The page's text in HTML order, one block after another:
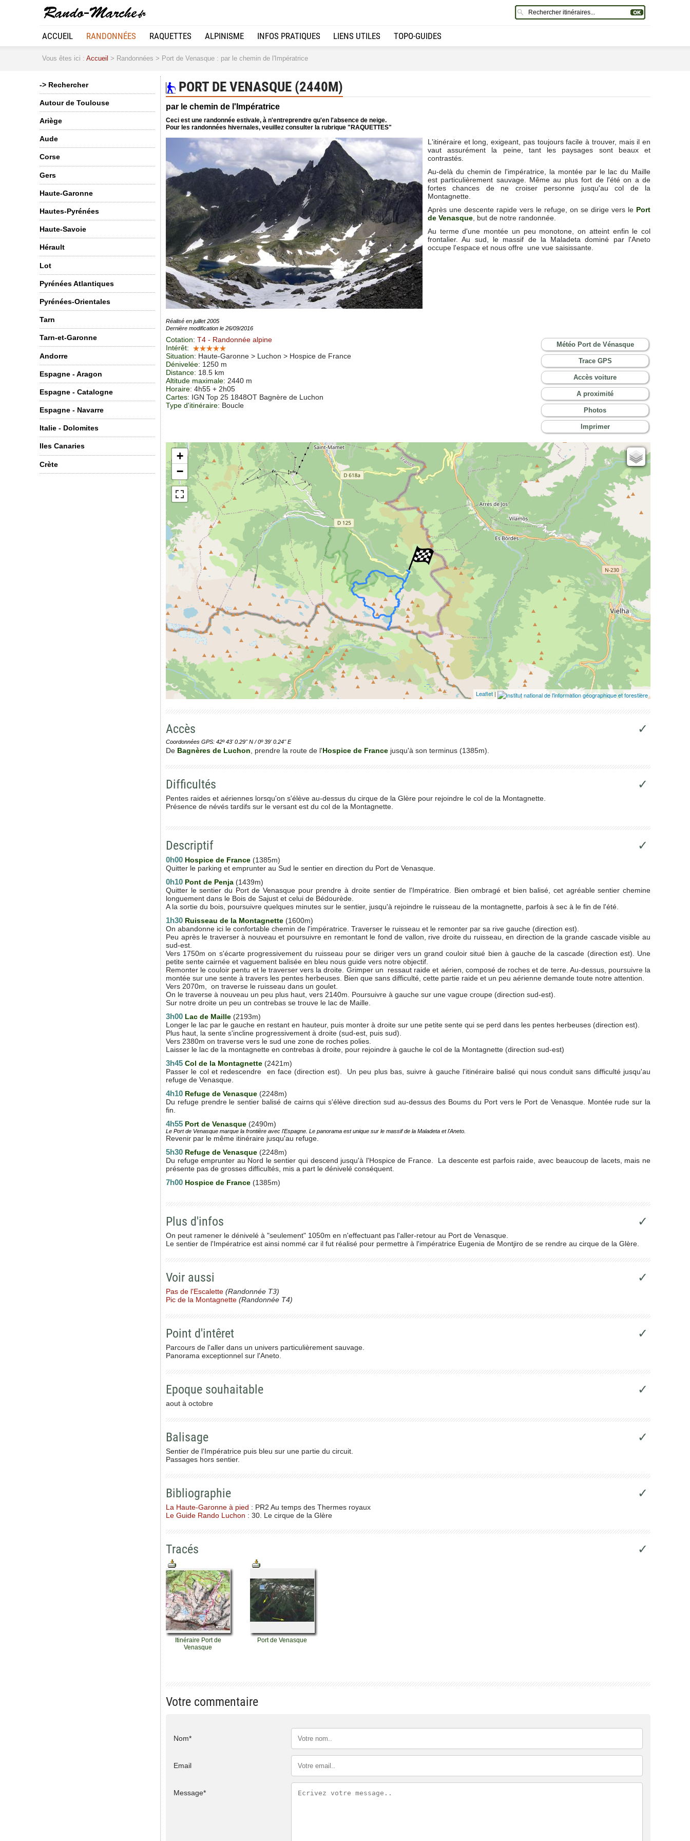
ACCUEIL RANDONNÉES RAQUETTES ALPINISME INFOS PRATIQUES LIENS UTILES TOPO-GUIDES
Vous êtes ici : Accueil > Randonnées > Port de Venasque : par le chemin de l'Impératrice
-> Rechercher
Autour de Toulouse
Ariège
Aude
Corse
Gers
Haute-Garonne
Hautes-Pyrénées
Haute-Savoie
Hérault
Lot
Pyrénées Atlantiques
Pyrénées-Orientales
Tarn
Tarn-et-Garonne
Andorre
Espagne - Aragon
Espagne - Catalogne
Espagne - Navarre
Italie - Dolomites
Iles Canaries
Crète
PORT DE VENASQUE (2440M)
par le chemin de l'Impératrice
Ceci est une randonnée estivale, à n'entreprendre qu'en l'absence de neige.
Pour les randonnées hivernales, veuillez consulter la rubrique "RAQUETTES"
L'itinéraire et long, exigeant, pas toujours facile à trouver, mais il en
vaut assurément la peine, tant les paysages sont beaux et
contrastés.
Au-delà du chemin de l'impératrice, la montée par le lac du Maille
est particulièrement sauvage. Même au plus fort de l'été on a de
fortes chances de ne croiser personne jusqu'au col de la
Montagnette.
Après une descente rapide vers le refuge, on se dirige vers le Port
de Venasque , but de notre randonnée.
Au terme d'une montée un peu monotone, on atteint enfin le col
frontalier. Au sud, le massif de la Maladeta dominé par l'Aneto
occupe l'espace et nous offre une vue saisissante.
Réalisé en juillet 2005
Dernière modification le 26/09/2016
Cotation: T4 - Randonnée alpine
Intérêt:
Situation: Haute-Garonne > Luchon > Hospice de France
Dénivelée: 1250 m
Distance: 18.5 km
Altitude maximale: 2440 m
Horaire: 4h55 + 2h05
Cartes: IGN Top 25 1848OT Bagnère de Luchon
Type d'itinéraire: Boucle
Météo Port de Vénasque
Trace GPS
Accès voiture
A proximité
Photos
Imprimer
+
−
Cartes IGN
Open Topo Map
Open Street Map
ESRI Word Imagery
Leaflet |
Accès ✓
Coordonnées GPS: 42º 43' 0.29'' N / 0º 39' 0.24'' E
De Bagnères de Luchon , prendre la route de l'Hospice de France jusqu'à son terminus (1385m).
Difficultés ✓
Pentes raides et aériennes lorsqu'on s'élève au-dessus du cirque de la Glère pour rejoindre le col de la Montagnette.
Présence de névés tardifs sur le versant est du col de la Montagnette.
Descriptif ✓
0h00 Hospice de France (1385m)
Quitter le parking et emprunter au Sud le sentier en direction du Port de Venasque.
0h10 Pont de Penja (1439m)
Quitter le sentier du Port de Venasque pour prendre à droite sentier de l'Impératrice. Bien ombragé et bien balisé, cet agréable sentier chemine
longuement dans le Bois de Sajust et celui de Bédourède.
A la sortie du bois, poursuivre quelques minutes sur le sentier, jusqu'à rejoindre le ruisseau de la montagnette, parfois à sec à le fin de l'été.
1h30 Ruisseau de la Montagnette (1600m)
On abandonne ici le confortable chemin de l'impératrice. Traverser le ruisseau et le remonter par sa rive gauche (direction est).
Peu après le traverser à nouveau et poursuivre en remontant le fond de vallon, rive droite du ruisseau, en direction de la grande cascade visible au
sud-est.
Vers 1750m on s'écarte progressivement du ruisseau pour se diriger vers un grand couloir situé bien à gauche de la cascade (direction est). Une
petite sente cairnée et vaguement balisée en bleu nous guide vers notre objectif.
Remonter le couloir pentu et le traverser vers la droite. Grimper un ressaut raide et aérien, composé de roches et de terre. Au-dessus, poursuivre la
montée sur une sente à travers les pentes herbeuses. Bien que sans difficulté, cette partie raide et un peu aérienne demande toute notre attention.
Vers 2070m, on traverse le ruisseau dans un goulet.
On le traverse à nouveau un peu plus haut, vers 2140m. Poursuivre à gauche sur une vague croupe (direction sud-est).
Sur notre droite un peu un contrebas se trouve le lac de Maille.
3h00 Lac de Maille (2193m)
Longer le lac par le gauche en restant en hauteur, puis monter à droite sur une petite sente qui se perd dans les pentes herbeuses (direction est).
Plus haut, la sente s'incline progressivement à droite (sud-est, puis sud).
Vers 2380m on traverse vers le sud une zone de roches polies.
Laisser le lac de la montagnette en contrebas à droite, pour rejoindre à gauche le col de la Montagnette (direction sud-est)
3h45 Col de la Montagnette (2421m)
Passer le col et redescendre en face (direction est). Un peu plus bas, suivre à gauche l'itinéraire balisé qui nous conduit sans difficulté jusqu'au
refuge de Venasque.
4h10 Refuge de Venasque (2248m)
Du refuge prendre le sentier balisé de cairns qui s'élève direction sud au-dessus des Boums du Port vers le Port de Venasque. Montée rude sur la
fin.
4h55 Port de Venasque (2490m)
Le Port de Venasque marque la frontière avec l'Espagne. Le panorama est unique sur le massif de la Maladeta et l'Aneto.
Revenir par le même itinéraire jusqu'au refuge.
5h30 Refuge de Venasque (2248m)
Du refuge emprunter au Nord le sentier qui descend jusqu'à l'Hospice de France. La descente est parfois raide, avec beaucoup de lacets, mais ne
présente pas de grosses difficultés, mis a part le dénivelé conséquent.
7h00 Hospice de France (1385m)
Plus d'infos ✓
On peut ramener le dénivelé à "seulement" 1050m en n'effectuant pas l'aller-retour au Port de Venasque.
Le sentier de l'Impératrice est ainsi nommé car il fut réalisé pour permettre à l'impératrice Eugenia de Montjiro de se rendre au cirque de la Glère.
Voir aussi ✓
Pas de l'Escalette (Randonnée T3)
Pic de la Montagnette (Randonnée T4)
Point d'intêret ✓
Parcours de l'aller dans un univers particulièrement sauvage.
Panorama exceptionnel sur l'Aneto.
Epoque souhaitable ✓
aout à octobre
Balisage ✓
Sentier de l'Impératrice puis bleu sur une partie du circuit.
Passages hors sentier.
Bibliographie ✓
La Haute-Garonne à pied : PR2 Au temps des Thermes royaux
Le Guide Rando Luchon : 30. Le cirque de la Glère
Tracés ✓
Itinéraire Port de
Venasque
Port de Venasque
Votre commentaire
Nom*
Email
Message*